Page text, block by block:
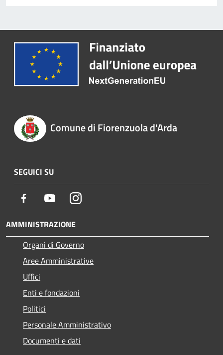
Comune di Fiorenzuola d'Arda
SEGUICI SU
Facebook YoutubeInstagram
AMMINISTRAZIONE
Organi di Governo
Aree Amministrative
Uffici
Enti e fondazioni
Politici
Personale Amministrativo
Documenti e dati